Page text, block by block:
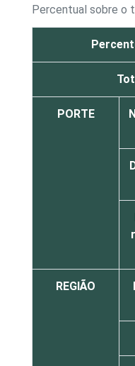
Percentual sobre o
PORTE
REGIÃO